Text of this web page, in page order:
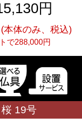
円
(本体のみ、税込)
で288,000円
19号